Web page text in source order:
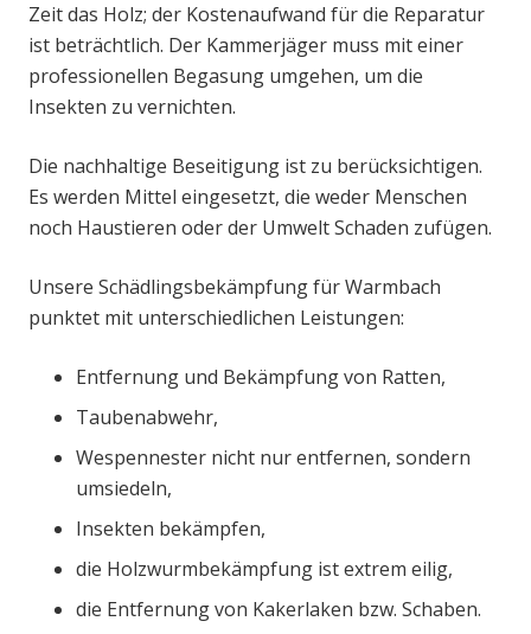
Zeit das Holz; der Kostenaufwand für die Reparatur
ist beträchtlich. Der Kammerjäger muss mit einer
professionellen Begasung umgehen, um die
Insekten zu vernichten.
Die nachhaltige Beseitigung ist zu berücksichtigen.
Es werden Mittel eingesetzt, die weder Menschen
noch Haustieren oder der Umwelt Schaden zufügen.
Unsere Schädlingsbekämpfung für Warmbach
punktet mit unterschiedlichen Leistungen:
Entfernung und Bekämpfung von Ratten,
Taubenabwehr,
Wespennester nicht nur entfernen, sondern
umsiedeln,
Insekten bekämpfen,
die Holzwurmbekämpfung ist extrem eilig,
die Entfernung von Kakerlaken bzw. Schaben.